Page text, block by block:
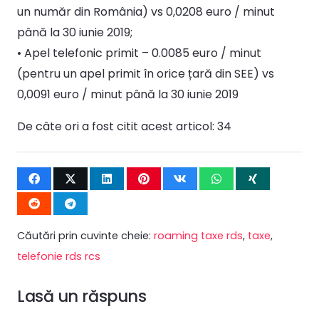
un număr din România) vs 0,0208 euro / minut
până la 30 iunie 2019;
• Apel telefonic primit – 0.0085 euro / minut
(pentru un apel primit în orice țară din SEE) vs
0,0091 euro / minut până la 30 iunie 2019
De câte ori a fost citit acest articol: 34
Căutări prin cuvinte cheie: roaming taxe rds, taxe,
telefonie rds rcs
Lasă un răspuns